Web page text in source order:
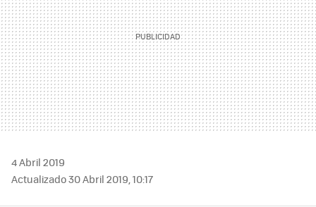
4 Abril 2019
Actualizado 30 Abril 2019, 10:17